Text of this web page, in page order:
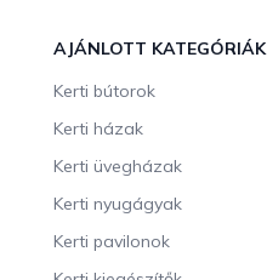
AJÁNLOTT KATEGÓRIÁK
Kerti bútorok
Kerti házak
Kerti üvegházak
Kerti nyugágyak
Kerti pavilonok